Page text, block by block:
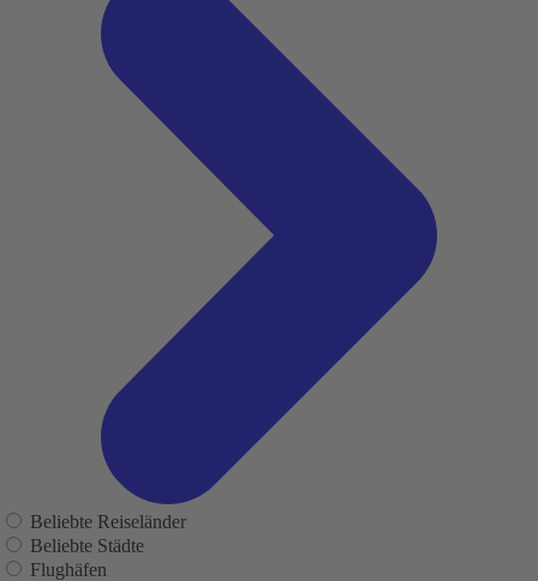
Beliebte Reiseländer
Beliebte Städte
Flughäfen